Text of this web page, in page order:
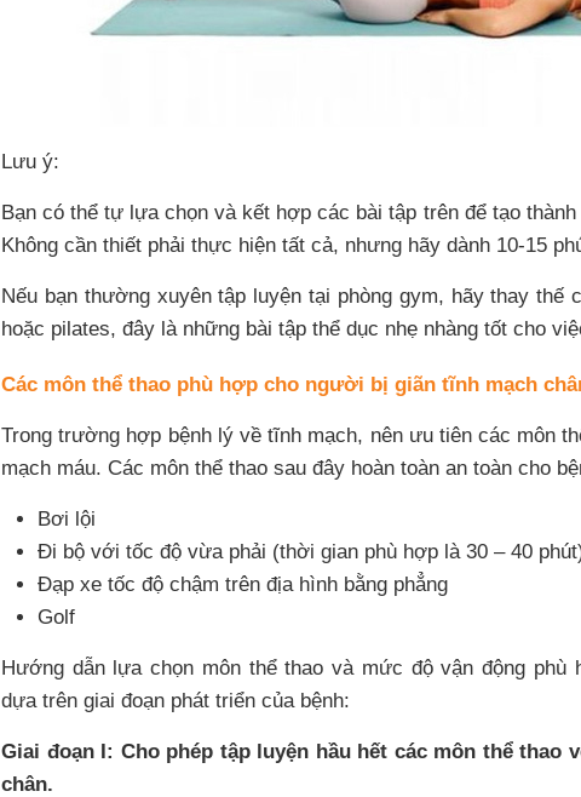
Lưu ý:
Bạn có thể tự lựa chọn và kết hợp các bài tập trên để tạo
Không cần thiết phải thực hiện tất cả, nhưng hãy dành 10-15
Nếu bạn thường xuyên tập luyện tại phòng gym, hãy thay thế
hoặc pilates, đây là những bài tập thể dục nhẹ nhàng tốt cho
Các môn thể thao phù hợp cho người bị giãn tĩnh mạch
Trong trường hợp bệnh lý về tĩnh mạch, nên ưu tiên các môn
mạch máu. Các môn thể thao sau đây hoàn toàn an toàn cho
Bơi lội
Đi bộ với tốc độ vừa phải (thời gian phù hợp là 30 – 40
Đạp xe tốc độ chậm trên địa hình bằng phẳng
Golf
Hướng dẫn lựa chọn môn thể thao và mức độ vận động phù
dựa trên giai đoạn phát triển của bệnh:
Giai đoạn I: Cho phép tập luyện hầu hết các môn thể thao
chân.